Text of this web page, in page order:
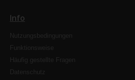
Info
Nutzungsbedingungen
Funktionsweise
Häufig gestellte Fragen
Datenschutz